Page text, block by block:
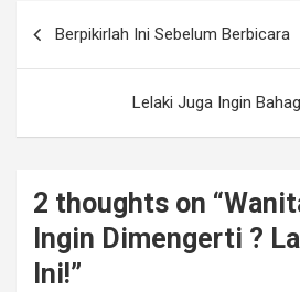
o
k
Berpikirlah Ini Sebelum Berbicara
Lelaki Juga Ingin
2 thoughts on “
Ingin Dimengerti ?
Ini!”